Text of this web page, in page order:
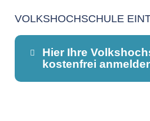
VOLKSHOCHSCHULE
Hier Ihre
kostenfrei